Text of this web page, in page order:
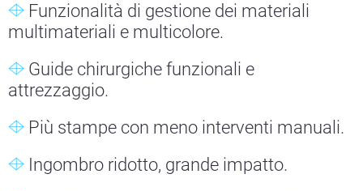
Funzionalità di gestione dei materiali
multimateriali e multicolore.
Guide chirurgiche funzionali e
attrezzaggio.
Più stampe con meno interventi manuali.
Ingombro ridotto, grande impatto.